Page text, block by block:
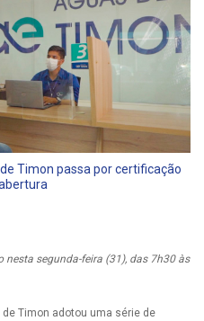
Timon passa por certificação
segunda-feira (31), das 7h30 às
Timon adotou uma série de